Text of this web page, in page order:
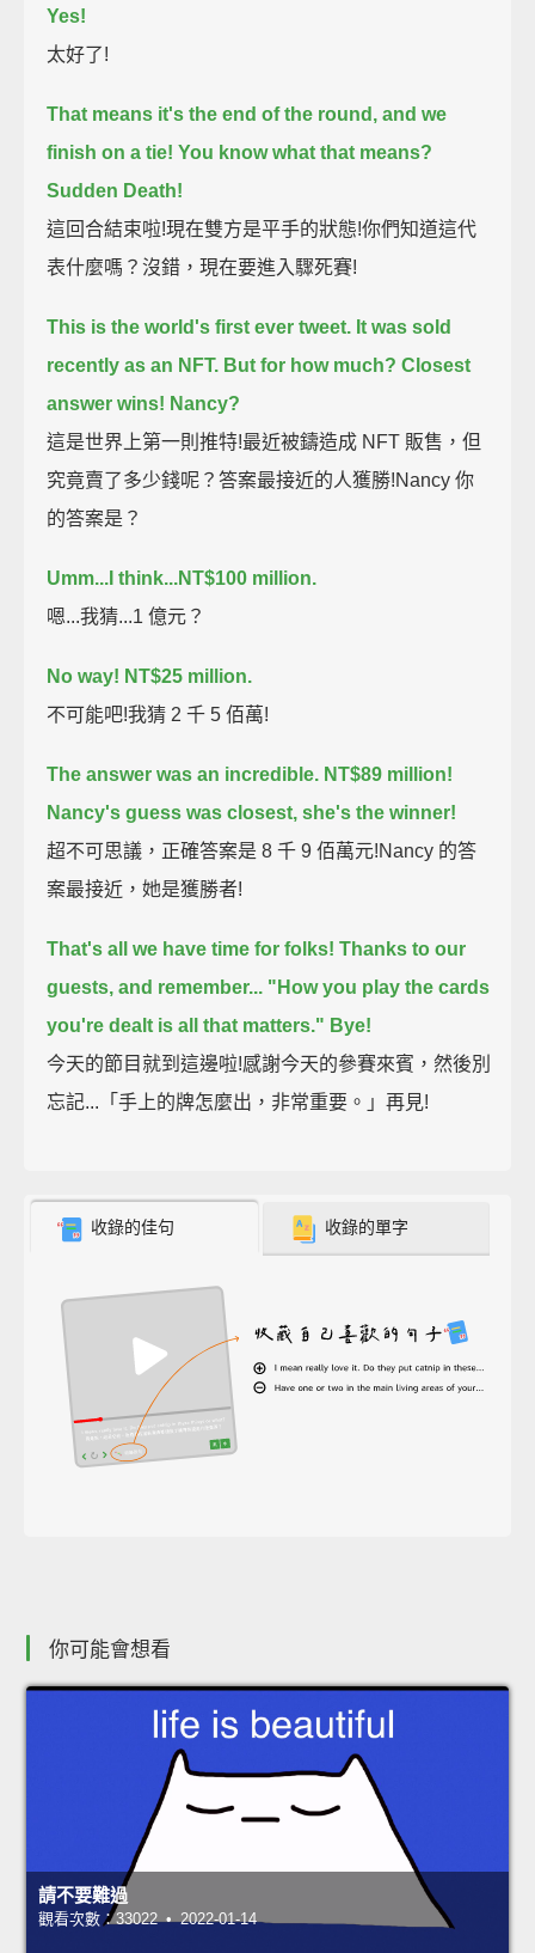
Yes!
太好了!
That means it's the end of the round, and we
finish on a tie! You know what that means?
Sudden Death!
這回合結束啦!現在雙方是平手的狀態!你們知道這代
表什麼嗎？沒錯，現在要進入驟死賽!
This is the world's first ever tweet. It was sold
recently as an NFT. But for how much? Closest
answer wins! Nancy?
這是世界上第一則推特!最近被鑄造成 NFT 販售，但
究竟賣了多少錢呢？答案最接近的人獲勝!Nancy 你
的答案是？
Umm...I think...NT$100 million.
嗯...我猜...1 億元？
No way! NT$25 million.
不可能吧!我猜 2 千 5 佰萬!
The answer was an incredible. NT$89 million!
Nancy's guess was closest, she's the winner!
超不可思議，正確答案是 8 千 9 佰萬元!Nancy 的答
案最接近，她是獲勝者!
That's all we have time for folks! Thanks to our
guests, and remember... "How you play the cards
you're dealt is all that matters." Bye!
今天的節目就到這邊啦!感謝今天的參賽來賓，然後別
忘記...「手上的牌怎麼出，非常重要。」再見!
收錄的佳句 收錄的單字
你可能會想看
請不要難過
觀看次數：33022 • 2022-01-14